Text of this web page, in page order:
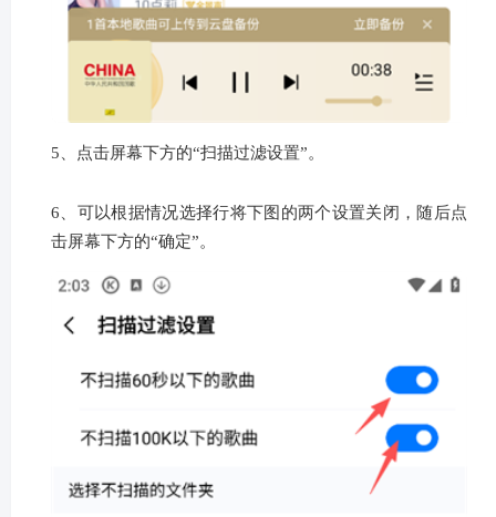
4、点击屏幕右侧的“扫码歌曲”。